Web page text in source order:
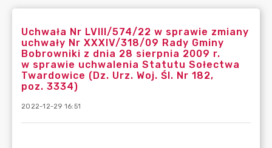
Uchwała Nr LVIII/574/22 w sprawie zmiany
uchwały Nr XXXIV/318/09 Rady Gminy
Bobrowniki z dnia 28 sierpnia 2009 r.
w sprawie uchwalenia Statutu Sołectwa
Twardowice (Dz. Urz. Woj. Śl. Nr 182,
poz. 3334)
2022-12-29 16:51